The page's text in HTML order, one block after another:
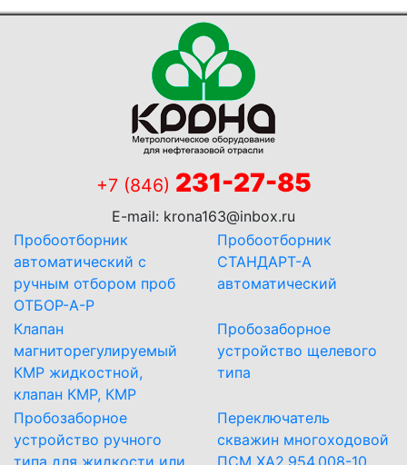
+7 (846) 231-27-85
E-mail: krona163@inbox.ru
Пробоотборник
автоматический с
ручным отбором проб
ОТБОР-А-Р
Пробоотборник
СТАНДАРТ-А
автоматический
Клапан
магниторегулируемый
КМР жидкостной,
клапан КМР, КМР
Пробозаборное
устройство щелевого
типа
Пробозаборное
устройство ручного
Переключатель
скважин многоходовой